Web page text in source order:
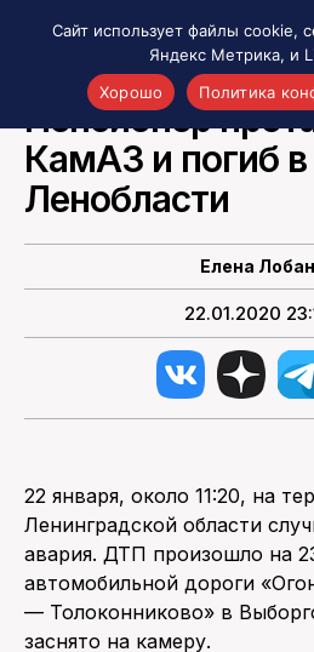
Акценты
Материалы о Рязани и
Интересное
Новости кино и ТВ
Новости России
Политика
О НАС
ПОИСК ПО
НОВОСТИ РОССИИ
Пенсионер
КамАЗ и погиб в
Ленобласти
Елена
22.01.2020
22 января, около 11:20, на
Ленинградской области
авария. ДТП произошло на
автомобильной дороги
— Толоконниково» в
заснято на камеру.
Сайт использует файлы cookie,
Яндекс Метрика, и
Хорошо
Политика